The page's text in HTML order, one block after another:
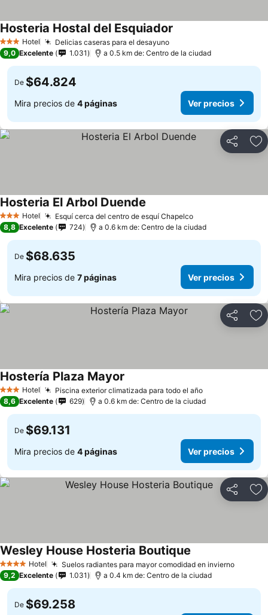
3 Estrellas
Hotel Delicias caseras para el desayuno
Hosteria Hostal del Esquiador
9,0 Excelente 1.031 a 0.5 km de: Centro de la ciudad
De $64.824
Mira precios de 4 páginas Ver precios
Compartir
3 Estrellas
Hotel Esquí cerca del centro de esquí Chapelco
Hosteria El Arbol Duende
8,8 Excelente 724 a 0.6 km de: Centro de la ciudad
De $68.635
Mira precios de 7 páginas Ver precios
Compartir
3 Estrellas
Hotel Piscina exterior climatizada para todo el año
Hostería Plaza Mayor
8,6 Excelente 629 a 0.6 km de: Centro de la ciudad
De $69.131
Mira precios de 4 páginas Ver precios
Compartir
4 EstrellasHotel Suelos radiantes para mayor comodidad en invierno
Wesley House Hosteria Boutique
9,2 Excelente 1.031 a 0.4 km de: Centro de la ciudad
De $69.258